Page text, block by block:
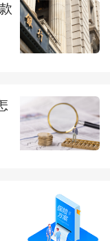
，确保我们的
。
银行可能会提
自身的资金成